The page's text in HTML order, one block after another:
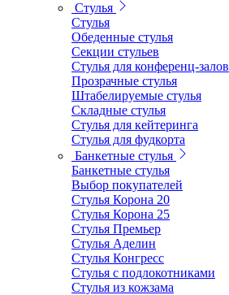
Стулья
Стулья
Обеденные стулья
Секции стульев
Стулья для конференц-залов
Прозрачные стулья
Штабелируемые стулья
Складные стулья
Стулья для кейтеринга
Стулья для фудкорта
Банкетные стулья
Банкетные стулья
Выбор покупателей
Стулья Корона 20
Стулья Корона 25
Стулья Премьер
Стулья Аделин
Стулья Конгресс
Стулья с подлокотниками
Стулья из кожзама